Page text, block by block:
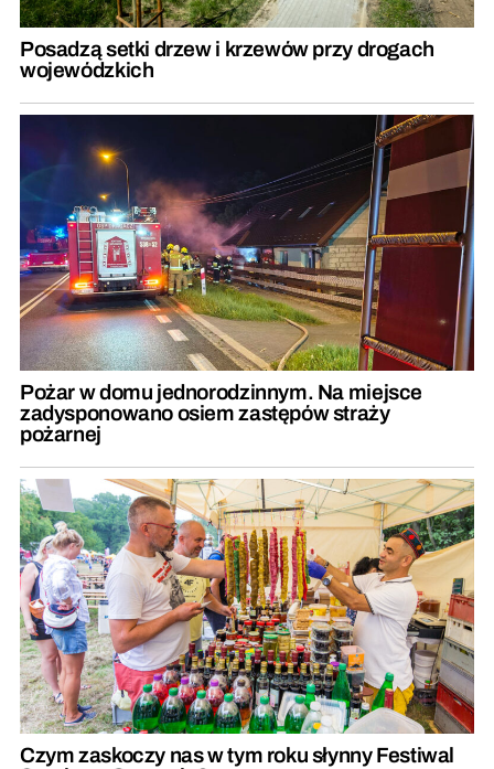
Posadzą setki drzew i krzewów przy drogach
wojewódzkich
Pożar w domu jednorodzinnym. Na miejsce
zadysponowano osiem zastępów straży
pożarnej
Czym zaskoczy nas w tym roku słynny Festiwal